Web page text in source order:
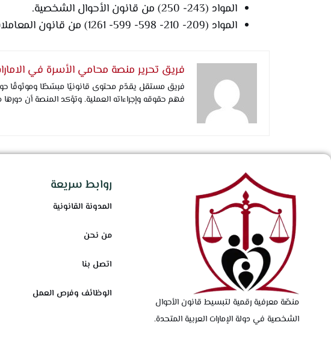
المواد (243- 250) من قانون الأحوال الشخصية.
المواد (209- 210- 598- 599- 1261) من قانون المعاملات المدنية.
فريق تحرير منصة محامي الأسرة في
فريق مستقل يقدّم محتوى قانونيًا مبسّطًا وموثوقًا
فهم حقوقه وإجراءاته العملية. وتؤكد المنصة أن
منصّة معرفية رقمية لتبسيط قانون الأحوال
الشخصية في دولة الإمارات العربية المتحدة.
روابط سريعة
المدونة القانونية
من نحن
اتصل بنا
الوظائف وفرص العمل